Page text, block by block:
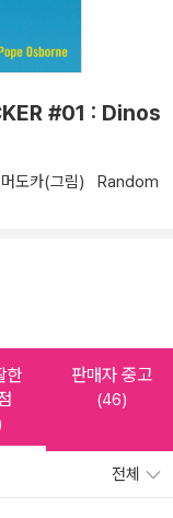
#01 : Dinos
도카(그림)
Random
한
판매자 중고
(46)
전체